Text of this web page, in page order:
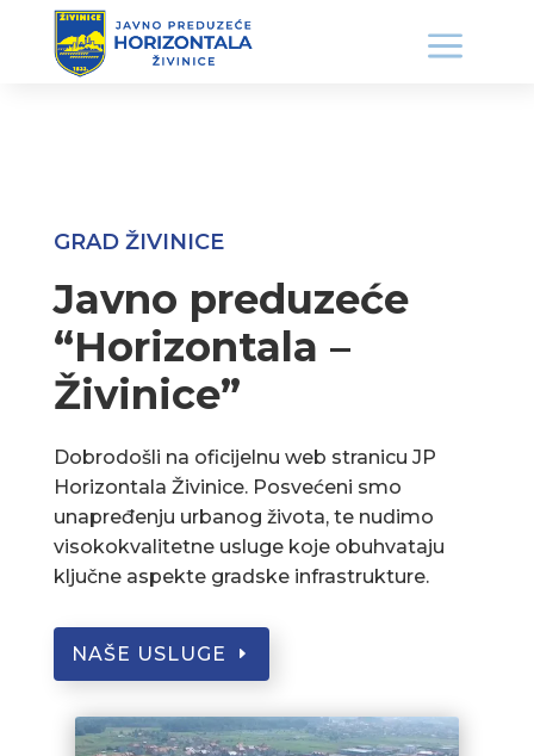
GRAD ŽIVINICE
Javno preduzeće
“Horizontala –
Živinice”
Dobrodošli na oficijelnu web stranicu JP
Horizontala Živinice. Posvećeni smo
unapređenju urbanog života, te nudimo
visokokvalitetne usluge koje obuhvataju
ključne aspekte gradske infrastrukture.
NAŠE USLUGE